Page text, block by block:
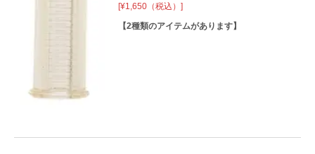
[¥1,650（税込）]
【2種類のアイテムがあります】